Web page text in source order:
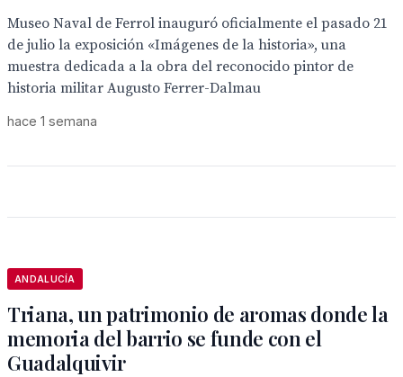
Museo Naval de Ferrol inauguró oficialmente el pasado 21
de julio la exposición «Imágenes de la historia», una
muestra dedicada a la obra del reconocido pintor de
historia militar Augusto Ferrer-Dalmau
hace 1 semana
ANDALUCÍA
Triana, un patrimonio de aromas donde la
memoria del barrio se funde con el
Guadalquivir